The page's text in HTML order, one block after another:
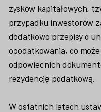
zysków kapitałowych,
przypadku inwestorów
dodatkowo przepisy o
opodatkowania, co
odpowiednich
rezydencję podatkową.
W ostatnich latach